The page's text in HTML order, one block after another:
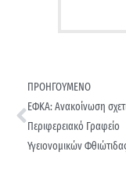
ΠΡΟΗΓΟΥΜΕΝΟ
ΕΦΚΑ: Ανακοίνωση
Περιφερειακό Γραφείο
Υγειονομικών